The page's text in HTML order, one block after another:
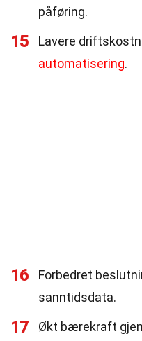
påføring.
15
Lavere
automatisering.
16
Forbedret
sanntidsdata.
17
Økt bærekraft